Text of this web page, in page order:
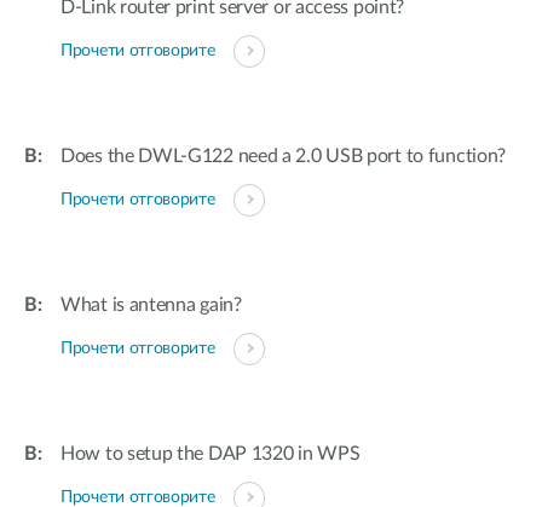
D-Link router print server or access point?
Прочети отговорите
Does the DWL-G122 need a 2.0 USB port to function?
Прочети отговорите
What is antenna gain?
Прочети отговорите
How to setup the DAP 1320 in WPS
Прочети отговорите